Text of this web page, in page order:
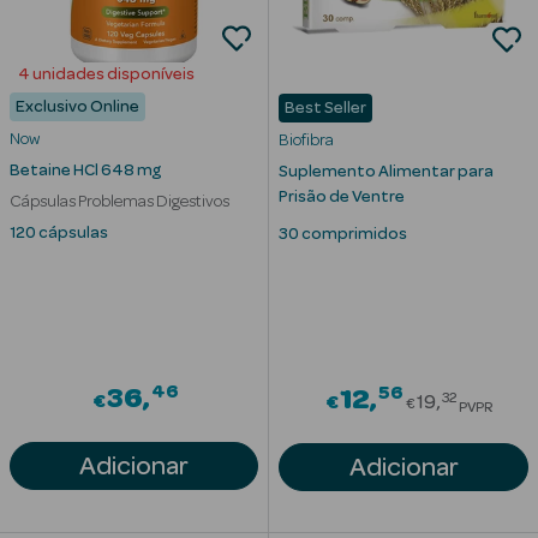
Eczema
Estrias
Manchas
Pele Oleosa
Papos e
Vermelhidão
4 unidades disponíveis
Exclusivo Online
Now
Betaine HCl 648 mg
Cápsulas Problemas Digestivos
120 cápsulas
€36 46
Adicionar
Best Seller
Biofibra
Suplemento Alimentar para
Prisão de Ventre
30 comprimidos
€12 56Price
€19 32
PVPR
Adicionar